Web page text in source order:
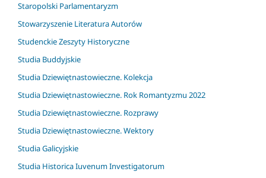
Staropolski Parlamentaryzm
Stowarzyszenie Literatura Autorów
Studenckie Zeszyty Historyczne
Studia Buddyjskie
Studia Dziewiętnastowieczne. Kolekcja
Studia Dziewiętnastowieczne. Rok Romantyzmu 2022
Studia Dziewiętnastowieczne. Rozprawy
Studia Dziewiętnastowieczne. Wektory
Studia Galicyjskie
Studia Historica Iuvenum Investigatorum